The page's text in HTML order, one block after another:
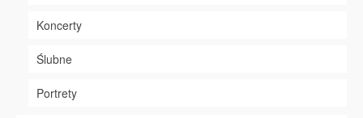
Koncerty
Ślubne
Portrety